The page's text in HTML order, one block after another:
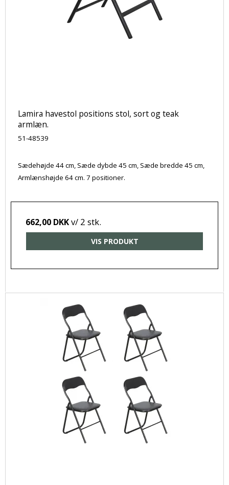
Lamira havestol positions stol, sort og teak
armlæn.
51-48539
Sædehøjde 44 cm, Sæde dybde 45 cm, Sæde bredde 45 cm,
Armlænshøjde 64 cm. 7 positioner.
662,00 DKKv/ 2 stk.
VIS PRODUKT